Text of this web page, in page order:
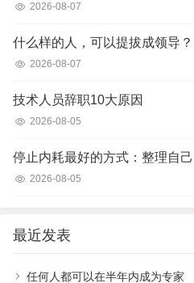
2026-08-07
什么样的人，可以提拔成领导？
2026-08-07
技术人员辞职10大原因
2026-08-05
停止内耗最好的方式：整理自己
2026-08-05
最近发表
任何人都可以在半年内成为专家